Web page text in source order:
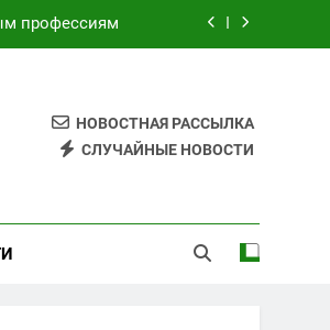
профессиям
билетов
маршрутам
путешествий
НОВОСТНАЯ РАССЫЛКА
СЛУЧАЙНЫЕ НОВОСТИ